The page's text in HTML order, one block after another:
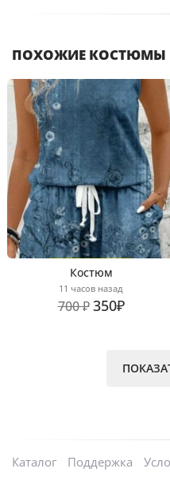
ПОХОЖИЕ КОСТЮМЫ
Костюм
11 часов назад
700 ₽ 350₽
Каталог Поддержка